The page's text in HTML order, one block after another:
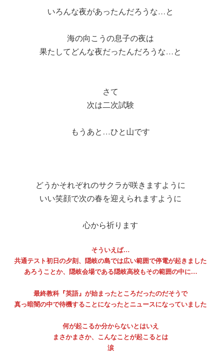
いろんな夜があったんだろうな…と
海の向こうの息子の夜は
果たしてどんな夜だったんだろうな…と
さて
次は二次試験
もうあと…ひと山です
どうかそれぞれのサクラが咲きますように
いい笑顔で次の春を迎えられますように
心から祈ります
そういえば…
共通テスト初日の夕刻、隠岐の島では広い範囲で停電が起きました
あろうことか、隠岐会場である隠岐高校もその範囲の中に…
最終教科『英語』が始まったところだったのだそうで
真っ暗闇の中で待機することになったとニュースになっていました
何が起こるか分からないとはいえ
まさかまさか、こんなことが起こるとは
涙